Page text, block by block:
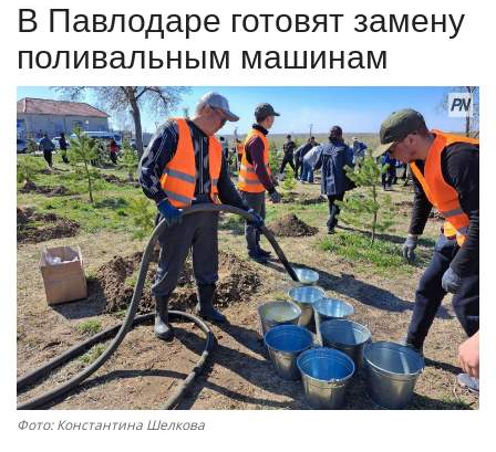
ПАВЛОДАРСКАЯ ОБЛАСТЬ
КАЗАХСТАН
МИР
СПЕЦПРОЕКТЫ
СПОРТ
Чек-лист
РАЗВЛЕЧЕНИЯ
OFFICIAL
В Павлодаре готовят замену
поливальным машинам
Фото: Константина Шелкова